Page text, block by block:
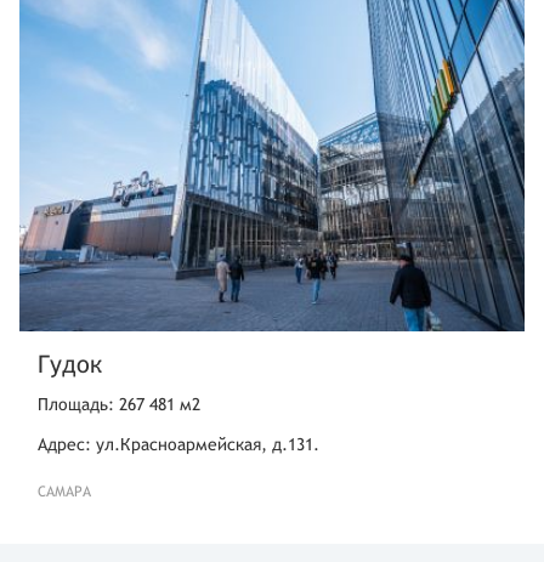
Гудок
Площадь: 267 481 м2
Адрес: ул.Красноармейская, д.131.
САМАРА